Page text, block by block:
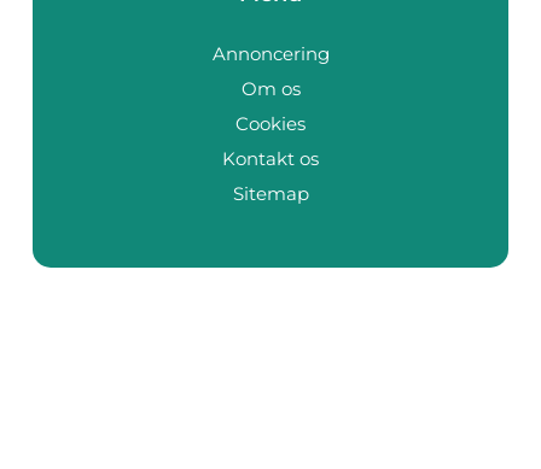
Annoncering
Om os
Cookies
Kontakt os
Sitemap